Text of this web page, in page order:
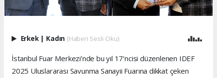
Erkek Kadın (Haberi Sesli Oku)
İstanbul Fuar Merkezi’nde bu yıl 17’ncisi düzenlenen IDEF
2025 Uluslararası Savunma Sanayii Fuarına dikkat çeken